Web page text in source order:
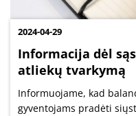
2024-04-29
Informacija dėl
atliekų tvarkymą
Informuojame, kad
gyventojams pradėti